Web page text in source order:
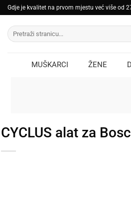
Skip
to
content
Gdje je kvalitet na prvom mjestu već više od
Pretraži:
MUŠKARCI ŽENE
CYCLUS alat za